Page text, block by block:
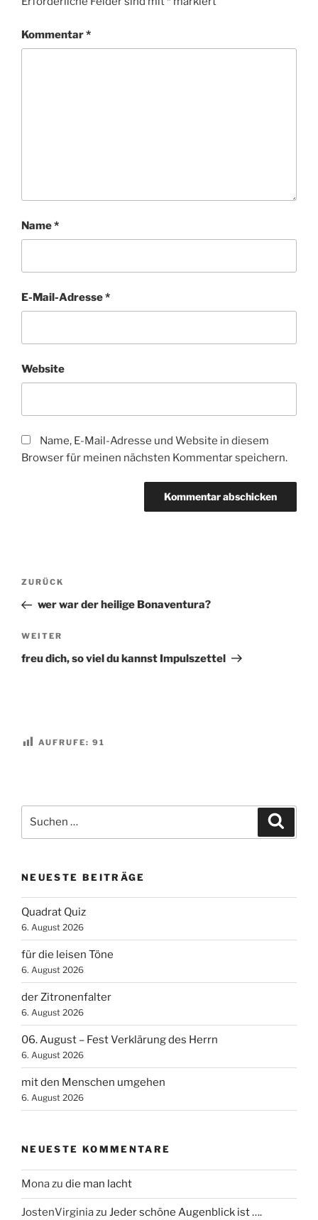
Kommentar*
Name*
E-Mail-Adresse*
Website
Name, E-Mail-Adresse und Website in diesem
Browser für meinen nächsten Kommentar speichern.
Beitragsnavigation
Vorheriger
Beitrag
ZURÜCK
wer war der heilige Bonaventura?
Nächster
Beitrag
WEITER
freu dich, so viel du kannst Impulszettel
AUFRUFE: 91
nach:
NEUESTE BEITRÄGE
Quadrat Quiz
6. August 2026
für die leisen Töne
6. August 2026
der Zitronenfalter
6. August 2026
06. August – Fest Verklärung des Herrn
6. August 2026
mit den Menschen umgehen
6. August 2026
NEUESTE KOMMENTARE
Monazu die man lacht
JostenVirginiazu Jeder schöne Augenblick ist ….